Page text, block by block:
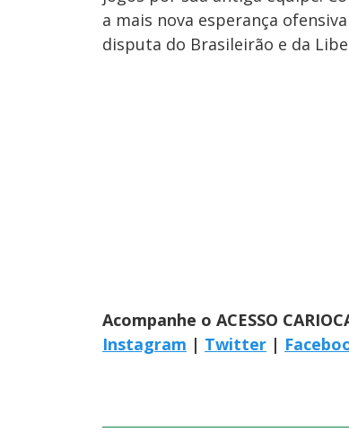
a mais nova esperança
disputa do Brasileirão e da
Acompanhe o ACESSO
Instagram | Twitter |